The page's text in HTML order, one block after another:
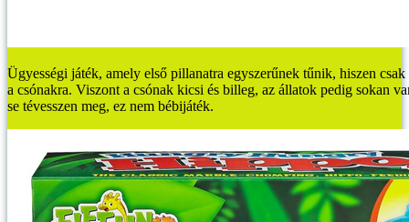
Ügyességi játék, amely első pillanatra egyszerűnek tűnik, hiszen
a csónakra. Viszont a csónak kicsi és billeg, az állatok pedig sokan
se tévesszen meg, ez nem bébijáték.